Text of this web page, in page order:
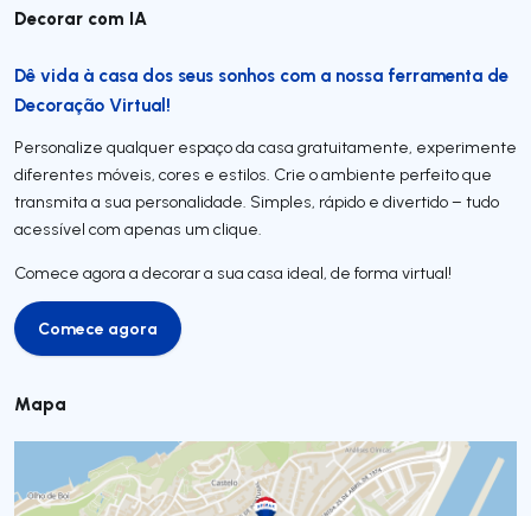
Decorar com IA
Dê vida à casa dos seus sonhos com a nossa ferramenta de
Decoração Virtual!
Personalize qualquer espaço da casa gratuitamente, experimente
diferentes móveis, cores e estilos. Crie o ambiente perfeito que
transmita a sua personalidade. Simples, rápido e divertido – tudo
acessível com apenas um clique.
Comece agora a decorar a sua casa ideal, de forma virtual!
Comece agora
Comece agora
Mapa